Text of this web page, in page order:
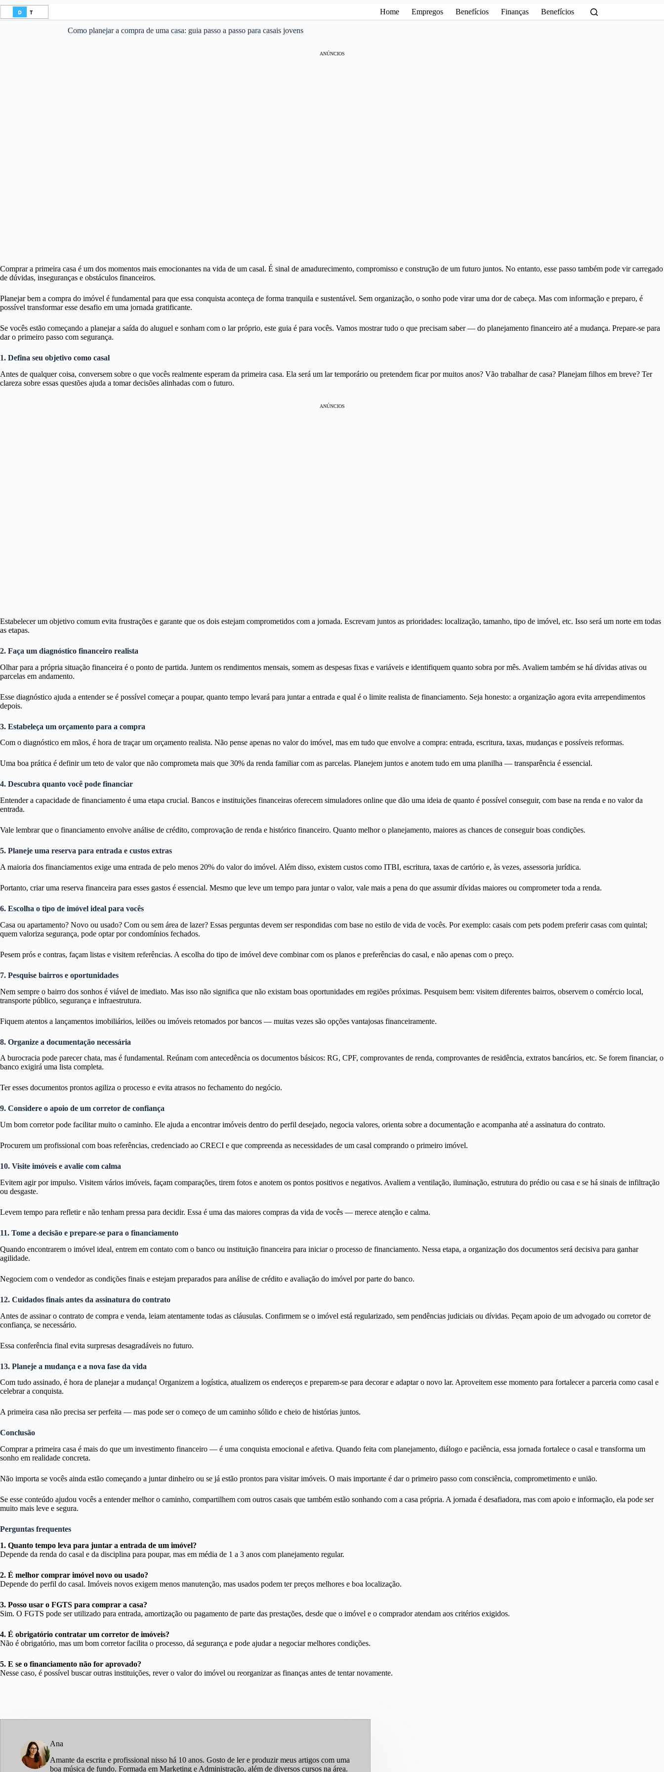
Pular
para
Home Empregos Benefícios Finanças Benefícios
Como planejar a compra de uma casa: guia passo a passo para casais jovens
ANÚNCIOS
Comprar a primeira casa é um dos momentos mais emocionantes na vida de um casal. É sinal de amadurecimento, compromisso e construção de um futuro juntos. No entanto, esse passo também pode vir carregado
de dúvidas, inseguranças e obstáculos financeiros.
Planejar bem a compra do imóvel é fundamental para que essa conquista aconteça de forma tranquila e sustentável. Sem organização, o sonho pode virar uma dor de cabeça. Mas com informação e preparo, é
possível transformar esse desafio em uma jornada gratificante.
Se vocês estão começando a planejar a saída do aluguel e sonham com o lar próprio, este guia é para vocês. Vamos mostrar tudo o que precisam saber — do planejamento financeiro até a mudança. Prepare-se para
dar o primeiro passo com segurança.
1. Defina seu objetivo como casal
Antes de qualquer coisa, conversem sobre o que vocês realmente esperam da primeira casa. Ela será um lar temporário ou pretendem ficar por muitos anos? Vão trabalhar de casa? Planejam filhos em breve? Ter
clareza sobre essas questões ajuda a tomar decisões alinhadas com o futuro.
ANÚNCIOS
Estabelecer um objetivo comum evita frustrações e garante que os dois estejam comprometidos com a jornada. Escrevam juntos as prioridades: localização, tamanho, tipo de imóvel, etc. Isso será um norte em todas
as etapas.
2. Faça um diagnóstico financeiro realista
Olhar para a própria situação financeira é o ponto de partida. Juntem os rendimentos mensais, somem as despesas fixas e variáveis e identifiquem quanto sobra por mês. Avaliem também se há dívidas ativas ou
parcelas em andamento.
Esse diagnóstico ajuda a entender se é possível começar a poupar, quanto tempo levará para juntar a entrada e qual é o limite realista de financiamento. Seja honesto: a organização agora evita arrependimentos
depois.
3. Estabeleça um orçamento para a compra
Com o diagnóstico em mãos, é hora de traçar um orçamento realista. Não pense apenas no valor do imóvel, mas em tudo que envolve a compra: entrada, escritura, taxas, mudanças e possíveis reformas.
Uma boa prática é definir um teto de valor que não comprometa mais que 30% da renda familiar com as parcelas. Planejem juntos e anotem tudo em uma planilha — transparência é essencial.
4. Descubra quanto você pode financiar
Entender a capacidade de financiamento é uma etapa crucial. Bancos e instituições financeiras oferecem simuladores online que dão uma ideia de quanto é possível conseguir, com base na renda e no valor da
entrada.
Vale lembrar que o financiamento envolve análise de crédito, comprovação de renda e histórico financeiro. Quanto melhor o planejamento, maiores as chances de conseguir boas condições.
5. Planeje uma reserva para entrada e custos extras
A maioria dos financiamentos exige uma entrada de pelo menos 20% do valor do imóvel. Além disso, existem custos como ITBI, escritura, taxas de cartório e, às vezes, assessoria jurídica.
Portanto, criar uma reserva financeira para esses gastos é essencial. Mesmo que leve um tempo para juntar o valor, vale mais a pena do que assumir dívidas maiores ou comprometer toda a renda.
6. Escolha o tipo de imóvel ideal para vocês
Casa ou apartamento? Novo ou usado? Com ou sem área de lazer? Essas perguntas devem ser respondidas com base no estilo de vida de vocês. Por exemplo: casais com pets podem preferir casas com quintal;
quem valoriza segurança, pode optar por condomínios fechados.
Pesem prós e contras, façam listas e visitem referências. A escolha do tipo de imóvel deve combinar com os planos e preferências do casal, e não apenas com o preço.
7. Pesquise bairros e oportunidades
Nem sempre o bairro dos sonhos é viável de imediato. Mas isso não significa que não existam boas oportunidades em regiões próximas. Pesquisem bem: visitem diferentes bairros, observem o comércio local,
transporte público, segurança e infraestrutura.
Fiquem atentos a lançamentos imobiliários, leilões ou imóveis retomados por bancos — muitas vezes são opções vantajosas financeiramente.
8. Organize a documentação necessária
A burocracia pode parecer chata, mas é fundamental. Reúnam com antecedência os documentos básicos: RG, CPF, comprovantes de renda, comprovantes de residência, extratos bancários, etc. Se forem financiar, o
banco exigirá uma lista completa.
Ter esses documentos prontos agiliza o processo e evita atrasos no fechamento do negócio.
9. Considere o apoio de um corretor de confiança
Um bom corretor pode facilitar muito o caminho. Ele ajuda a encontrar imóveis dentro do perfil desejado, negocia valores, orienta sobre a documentação e acompanha até a assinatura do contrato.
Procurem um profissional com boas referências, credenciado ao CRECI e que compreenda as necessidades de um casal comprando o primeiro imóvel.
10. Visite imóveis e avalie com calma
Evitem agir por impulso. Visitem vários imóveis, façam comparações, tirem fotos e anotem os pontos positivos e negativos. Avaliem a ventilação, iluminação, estrutura do prédio ou casa e se há sinais de infiltração
ou desgaste.
Levem tempo para refletir e não tenham pressa para decidir. Essa é uma das maiores compras da vida de vocês — merece atenção e calma.
11. Tome a decisão e prepare-se para o financiamento
Quando encontrarem o imóvel ideal, entrem em contato com o banco ou instituição financeira para iniciar o processo de financiamento. Nessa etapa, a organização dos documentos será decisiva para ganhar
agilidade.
Negociem com o vendedor as condições finais e estejam preparados para análise de crédito e avaliação do imóvel por parte do banco.
12. Cuidados finais antes da assinatura do contrato
Antes de assinar o contrato de compra e venda, leiam atentamente todas as cláusulas. Confirmem se o imóvel está regularizado, sem pendências judiciais ou dívidas. Peçam apoio de um advogado ou corretor de
confiança, se necessário.
Essa conferência final evita surpresas desagradáveis no futuro.
13. Planeje a mudança e a nova fase da vida
Com tudo assinado, é hora de planejar a mudança! Organizem a logística, atualizem os endereços e preparem-se para decorar e adaptar o novo lar. Aproveitem esse momento para fortalecer a parceria como casal e
celebrar a conquista.
A primeira casa não precisa ser perfeita — mas pode ser o começo de um caminho sólido e cheio de histórias juntos.
Conclusão
Comprar a primeira casa é mais do que um investimento financeiro — é uma conquista emocional e afetiva. Quando feita com planejamento, diálogo e paciência, essa jornada fortalece o casal e transforma um
sonho em realidade concreta.
Não importa se vocês ainda estão começando a juntar dinheiro ou se já estão prontos para visitar imóveis. O mais importante é dar o primeiro passo com consciência, comprometimento e união.
Se esse conteúdo ajudou vocês a entender melhor o caminho, compartilhem com outros casais que também estão sonhando com a casa própria. A jornada é desafiadora, mas com apoio e informação, ela pode ser
muito mais leve e segura.
Perguntas frequentes
1. Quanto tempo leva para juntar a entrada de um imóvel?
Depende da renda do casal e da disciplina para poupar, mas em média de 1 a 3 anos com planejamento regular.
2. É melhor comprar imóvel novo ou usado?
Depende do perfil do casal. Imóveis novos exigem menos manutenção, mas usados podem ter preços melhores e boa localização.
3. Posso usar o FGTS para comprar a casa?
Sim. O FGTS pode ser utilizado para entrada, amortização ou pagamento de parte das prestações, desde que o imóvel e o comprador atendam aos critérios exigidos.
4. É obrigatório contratar um corretor de imóveis?
Não é obrigatório, mas um bom corretor facilita o processo, dá segurança e pode ajudar a negociar melhores condições.
5. E se o financiamento não for aprovado?
Nesse caso, é possível buscar outras instituições, rever o valor do imóvel ou reorganizar as finanças antes de tentar novamente.
Ana
Amante da escrita e profissional nisso há 10 anos. Gosto de ler e produzir meus artigos com uma
boa música de fundo. Formada em Marketing e Administração, além de diversos cursos na área.